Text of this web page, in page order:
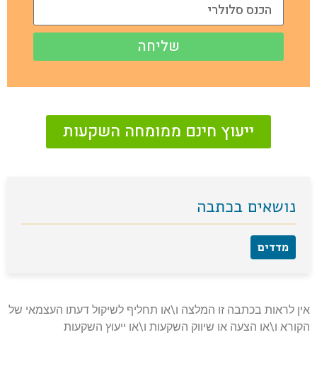
שליחה
ייעוץ חינם ממומחה השקעות
נושאים בכתבה
מדדים
אין לראות בכתבה זו המלצה ו\או תחליף לשיקול דעתו העצמאי של
הקורא ו\או הצעה או שיווק השקעות ו\או ייעוץ השקעות